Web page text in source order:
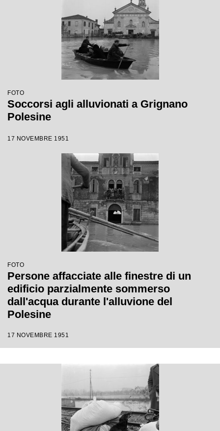
FOTO
Soccorsi agli alluvionati a Grignano
Polesine
17 NOVEMBRE 1951
FOTO
Persone affacciate alle finestre di un
edificio parzialmente sommerso
dall'acqua durante l'alluvione del
Polesine
17 NOVEMBRE 1951